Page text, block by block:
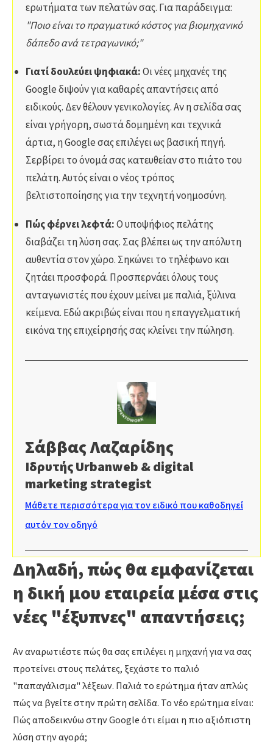
ερωτήματα των πελατών σας. Για παράδειγμα:
"Ποιο είναι το πραγματικό κόστος για βιομηχανικό
δάπεδο ανά τετραγωνικό;"
Γιατί δουλεύει ψηφιακά:Οι νέες μηχανές της
Google διψούν για καθαρές απαντήσεις από
ειδικούς. Δεν θέλουν γενικολογίες. Αν η σελίδα σας
είναι γρήγορη, σωστά δομημένη και τεχνικά
άρτια, η Google σας επιλέγει ως βασική πηγή.
Σερβίρει το όνομά σας κατευθείαν στο πιάτο του
πελάτη. Αυτός είναι ο νέος τρόπος
βελτιστοποίησης για την τεχνητή νοημοσύνη.
Πώς φέρνει λεφτά:Ο υποψήφιος πελάτης
διαβάζει τη λύση σας. Σας βλέπει ως την απόλυτη
αυθεντία στον χώρο. Σηκώνει το τηλέφωνο και
ζητάει προσφορά. Προσπερνάει όλους τους
ανταγωνιστές που έχουν μείνει με παλιά, ξύλινα
κείμενα. Εδώ ακριβώς είναι που η επαγγελματική
εικόνα της επιχείρησής σας κλείνει την πώληση.
Σάββας Λαζαρίδης
Ιδρυτής Urbanweb & digital
marketing strategist
Μάθετε περισσότερα για τον ειδικό που καθοδηγεί
αυτόν τον οδηγό
Δηλαδή, πώς θα εμφανίζεται
η δική μου εταιρεία μέσα στις
νέες "έξυπνες" απαντήσεις;
Αν αναρωτιέστε πώς θα σας επιλέγει η μηχανή για να σας
προτείνει στους πελάτες, ξεχάστε το παλιό
"παπαγάλισμα" λέξεων. Παλιά το ερώτημα ήταν απλώς
πώς να βγείτε στην πρώτη σελίδα. Το νέο ερώτημα είναι:
Πώς αποδεικνύω στην Google ότι είμαι η πιο αξιόπιστη
λύση στην αγορά;